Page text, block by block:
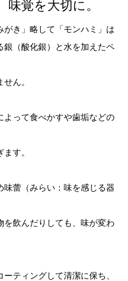
覚を大切に。
がき」略して「モンハミ」は
銀（酸化銀）と水を加えたペ
ん。
よって食べかすや歯垢などの
す。
蕾（みらい：味を感じる器
飲んだりしても、味が変わ
ティングして清潔に保ち、